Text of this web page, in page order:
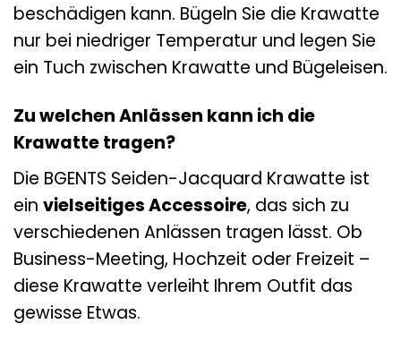
beschädigen kann. Bügeln Sie die Krawatte
nur bei niedriger Temperatur und legen Sie
ein Tuch zwischen Krawatte und Bügeleisen.
Zu welchen Anlässen kann ich die
Krawatte tragen?
Die BGENTS Seiden-Jacquard Krawatte ist
ein vielseitiges Accessoire, das sich zu
verschiedenen Anlässen tragen lässt. Ob
Business-Meeting, Hochzeit oder Freizeit –
diese Krawatte verleiht Ihrem Outfit das
gewisse Etwas.